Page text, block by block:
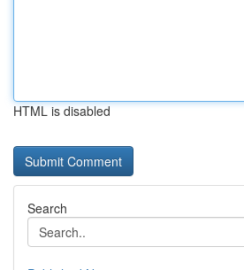
HTML is disabled
Search